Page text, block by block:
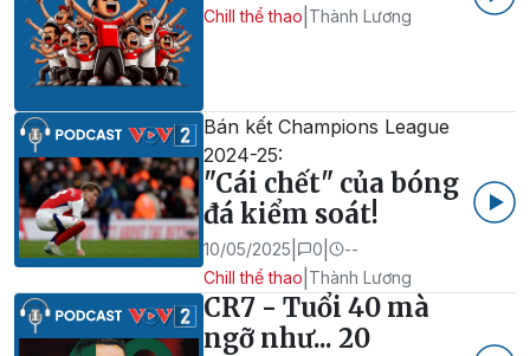
Chill thể thao Thành Lương
Bán kết Champions League
2024-25:
"Cái chết" của bóng
đá kiểm soát!
10/05/2025 0
--
Chill thể thao Thành Lương
CR7 - Tuổi 40 mà
ngỡ như... 20